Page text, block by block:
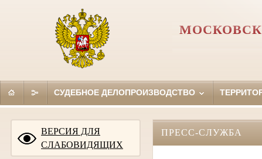
СУДЕБНОЕ ДЕЛОПРОИЗВОДСТВО
ВЕРСИЯ ДЛЯ
СЛАБОВИДЯЩИХ
ПРЕСС-СЛУЖБА